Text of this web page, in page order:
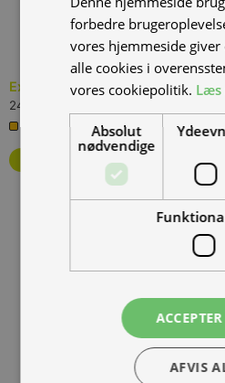
Excite Boots Black 20-21cm YO-
249,00 kr.
2 på lager
forbedre
vores hjemmeside
alle cookies i
vores cookiepolitik. Læs
Absolut
nødvendige
AFVIS